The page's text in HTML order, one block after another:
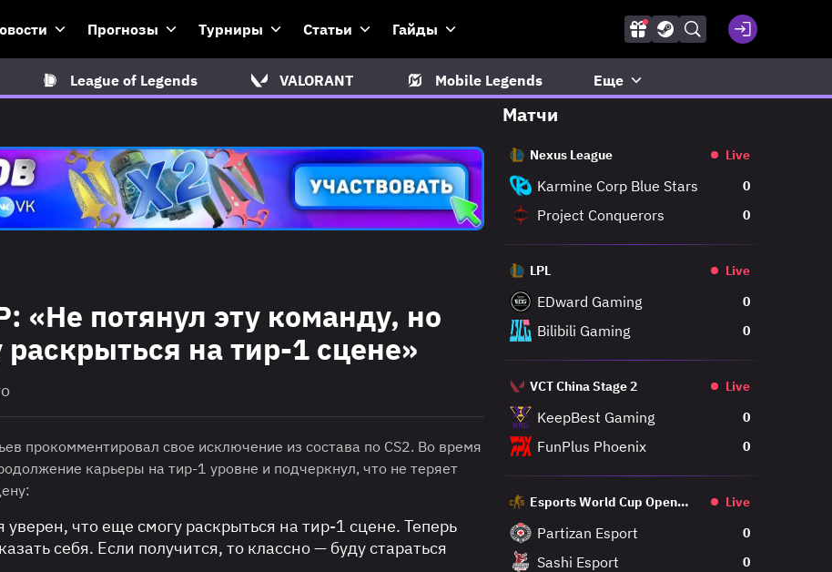
Прогнозы Турниры Статьи Гайды
League of Legends VALORANT Mobile Legends Еще
«Не потянул эту команду, но
на тир-1 сцене»
прокомментировал свое исключение из состава по CS2. Во время
карьеры на тир-1 уровне и подчеркнул, что не теряет
что еще смогу раскрыться на тир-1 сцене. Теперь
себя. Если получится, то классно — буду стараться
Матчи
Nexus League Live
Karmine Corp Blue Stars 0
Project Conquerors 0
LPL Live
EDward Gaming 0
Bilibili Gaming 0
VCT China Stage 2 Live
KeepBest Gaming 0
FunPlus Phoenix 0
Esports World Cup Open
Live
Partizan Esport 0
Sashi Esport 0